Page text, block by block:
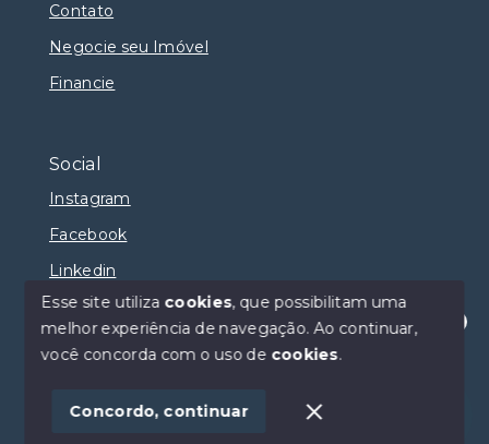
Olá! Estamos disponíveis para te ajudar.
Contato
Negocie seu Imóvel
Financie
Social
Instagram
Facebook
Linkedin
© Copyright 2026 - Selma Sumaya Corretora - Todos
SITE PARA IMOBILIARIA
Esse site utiliza cookies, que possibilitam uma
melhor experiência de navegação.Ao continuar,
você concorda com o uso de cookies.
Concordo, continuar